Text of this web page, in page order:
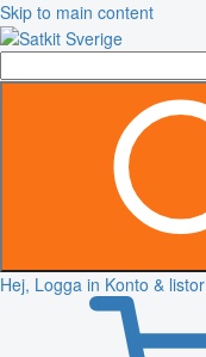
Skip to main content
Hej, Logga in Konto & listor